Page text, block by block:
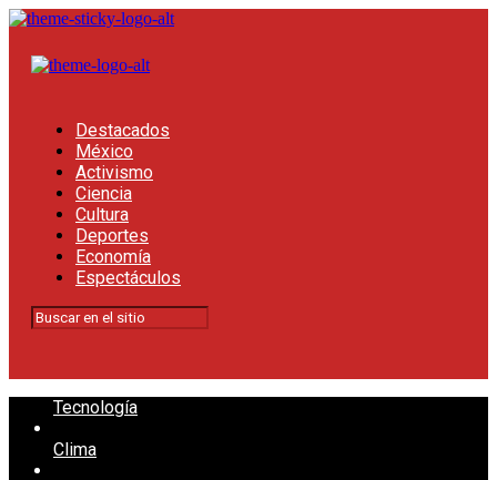
Destacados
México
Activismo
Ciencia
Cultura
Deportes
Economía
Espectáculos
Tecnología
Clima